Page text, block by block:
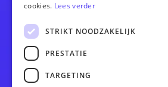
Contact
SOCIALS
cookies. Lees verder
STRIKT NOODZAKELIJK
PRESTATIE
TARGETING